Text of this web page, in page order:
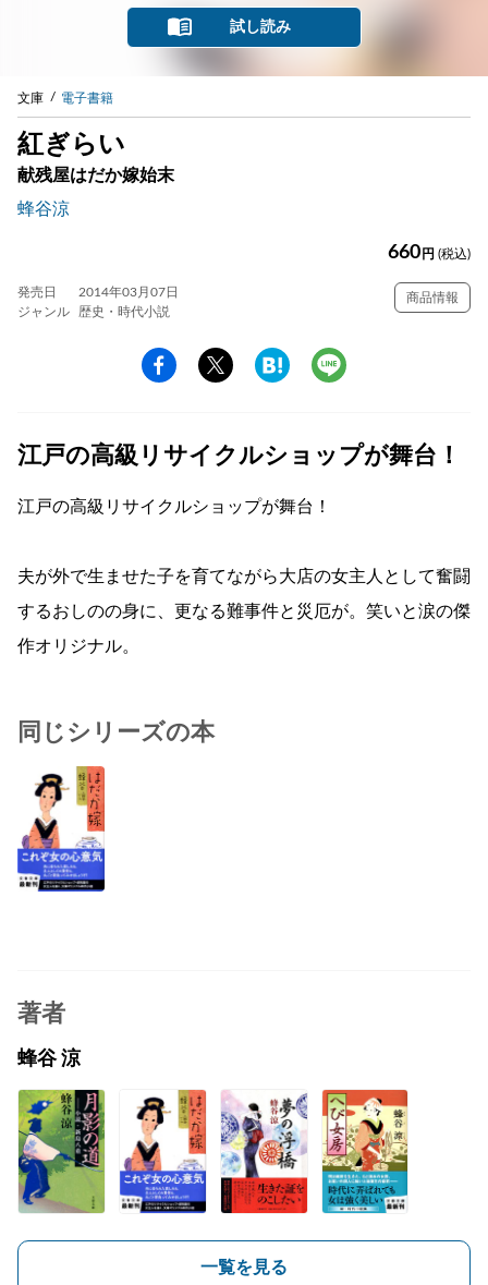
試し読み
文庫 電子書籍
紅ぎらい
献残屋はだか嫁始末
蜂谷涼
660 円 (税込)
発売日
2014年03月07日
ジャンル
歴史・時代小説
商品情報
江戸の高級リサイクルショップが舞台！
江戸の高級リサイクルショップが舞台！
夫が外で生ませた子を育てながら大店の女主人として奮闘
するおしのの身に、更なる難事件と災厄が。笑いと涙の傑
作オリジナル。
同じシリーズの本
著者
蜂谷 涼
一覧を見る